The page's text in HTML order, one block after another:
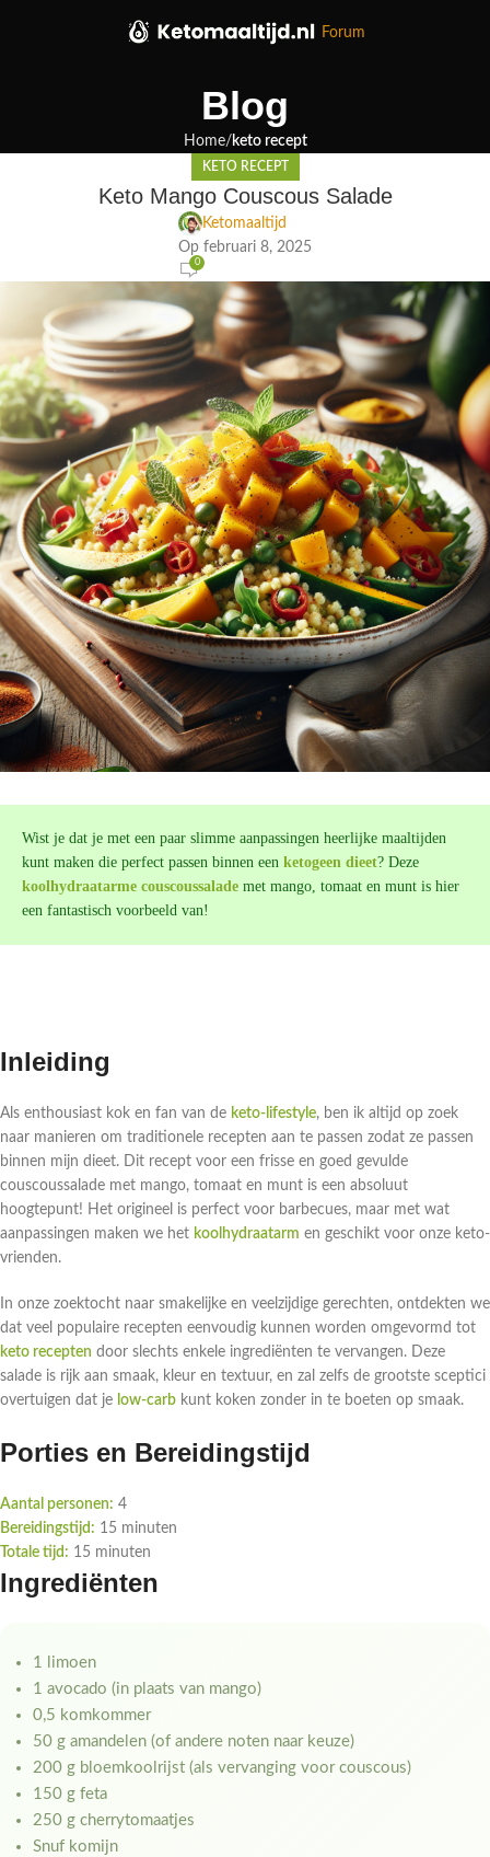
Forum
Blog
Home keto recept
KETO RECEPT
Keto Mango Couscous Salade
Ketomaaltijd
Op februari 8, 2025
0
Wist je dat je met een paar slimme aanpassingen heerlijke maaltijden
kunt maken die perfect passen binnen een ketogeen dieet? Deze
koolhydraatarme couscoussalade met mango, tomaat en munt is hier
een fantastisch voorbeeld van!
Inleiding
Als enthousiast kok en fan van de keto-lifestyle, ben ik altijd op zoek
naar manieren om traditionele recepten aan te passen zodat ze passen
binnen mijn dieet. Dit recept voor een frisse en goed gevulde
couscoussalade met mango, tomaat en munt is een absoluut
hoogtepunt! Het origineel is perfect voor barbecues, maar met wat
aanpassingen maken we het koolhydraatarm en geschikt voor onze keto-
vrienden.
In onze zoektocht naar smakelijke en veelzijdige gerechten, ontdekten we
dat veel populaire recepten eenvoudig kunnen worden omgevormd tot
keto recepten door slechts enkele ingrediënten te vervangen. Deze
salade is rijk aan smaak, kleur en textuur, en zal zelfs de grootste sceptici
overtuigen dat je low-carb kunt koken zonder in te boeten op smaak.
Porties en Bereidingstijd
Aantal personen: 4
Bereidingstijd: 15 minuten
Totale tijd: 15 minuten
Ingrediënten
1 limoen
1 avocado (in plaats van mango)
0,5 komkommer
50 g amandelen (of andere noten naar keuze)
200 g bloemkoolrijst (als vervanging voor couscous)
150 g feta
250 g cherrytomaatjes
Snuf komijn